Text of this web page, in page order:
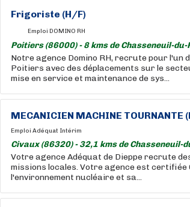
Frigoriste (H/F)
Emploi DOMINO RH
Poitiers (86000) - 8 kms de Chasseneuil-
Notre agence Domino RH, recrute pour l'un
Poitiers avec des déplacements sur le
mise en service et maintenance de sys...
MECANICIEN MACHINE TOURNANTE
Emploi Adéquat Intérim
Civaux (86320) - 32,1 kms de Chasseneuil-
Votre agence Adéquat de Dieppe recrute
missions locales. Votre agence est certifiée
l'environnement nucléaire et sa...